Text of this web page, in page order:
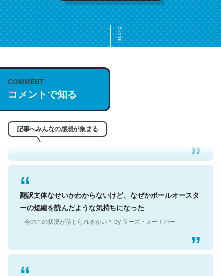
Scroll
COMMENT
コメントで知る
記事へみんなの感想が集まる
これは名文。彼はとてもクレバーなんだろうなと凄く思
う。英語少しでも読める人は原文もお勧め。自分はこの流
れ好き。Let’s Fucking Go. Then Covid hit. Shit.
─今のこの状況が信じられるかい？ by ラーズ・ヌートバー
翻訳文体なせいかわからないけど、なぜかポールオースタ
ーの短編を読んだような気持ちになった
─今のこの状況が信じられるかい？ by ラーズ・ヌートバー